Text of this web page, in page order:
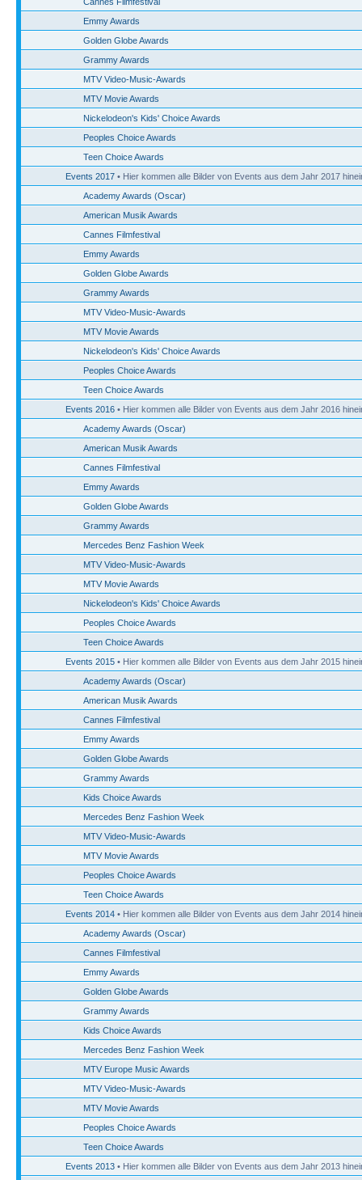
Emmy Awards
Golden Globe Awards
Grammy Awards
MTV Video-Music-Awards
MTV Movie Awards
Nickelodeon's Kids' Choice Awards
Peoples Choice Awards
Teen Choice Awards
Events 2017 • Hier kommen alle Bilder von Events aus dem Jahr 2017
Academy Awards (Oscar)
American Musik Awards
Cannes Filmfestival
Emmy Awards
Golden Globe Awards
Grammy Awards
MTV Video-Music-Awards
MTV Movie Awards
Nickelodeon's Kids' Choice Awards
Peoples Choice Awards
Teen Choice Awards
Events 2016 • Hier kommen alle Bilder von Events aus dem Jahr 2016
Academy Awards (Oscar)
American Musik Awards
Cannes Filmfestival
Emmy Awards
Golden Globe Awards
Grammy Awards
Mercedes Benz Fashion Week
MTV Video-Music-Awards
MTV Movie Awards
Nickelodeon's Kids' Choice Awards
Peoples Choice Awards
Teen Choice Awards
Events 2015 • Hier kommen alle Bilder von Events aus dem Jahr 2015
Academy Awards (Oscar)
American Musik Awards
Cannes Filmfestival
Emmy Awards
Golden Globe Awards
Grammy Awards
Kids Choice Awards
Mercedes Benz Fashion Week
MTV Video-Music-Awards
MTV Movie Awards
Peoples Choice Awards
Teen Choice Awards
Events 2014 • Hier kommen alle Bilder von Events aus dem Jahr 2014
Academy Awards (Oscar)
Cannes Filmfestival
Emmy Awards
Golden Globe Awards
Grammy Awards
Kids Choice Awards
Mercedes Benz Fashion Week
MTV Europe Music Awards
MTV Video-Music-Awards
MTV Movie Awards
Peoples Choice Awards
Teen Choice Awards
Events 2013 • Hier kommen alle Bilder von Events aus dem Jahr 2013